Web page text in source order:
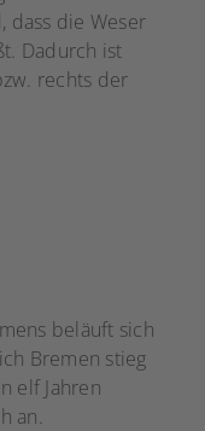
dass die Weser
Dadurch ist
rechts der
beläuft sich
Bremen stieg
elf Jahren
an.